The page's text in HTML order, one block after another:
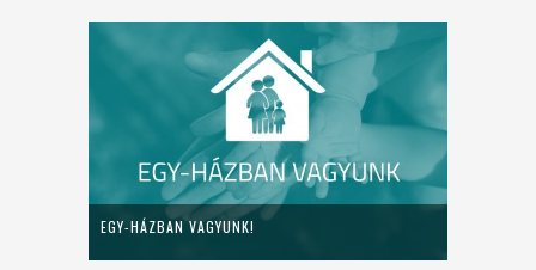
EGY-HÁZBAN VAGYUNK!